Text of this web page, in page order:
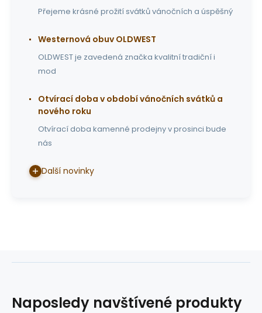
Přejeme krásné prožití svátků vánočních a úspěšný
Westernová obuv OLDWEST
OLDWEST je zavedená značka kvalitní tradiční i
mod
Otvírací doba v období vánočních svátků a
nového roku
Otvírací doba kamenné prodejny v prosinci bude
nás
Další novinky
Naposledy navštívené produkty